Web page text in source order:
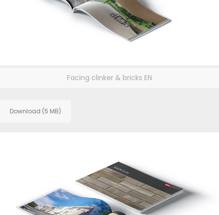
Facing clinker & bricks EN
Download (5 MB)